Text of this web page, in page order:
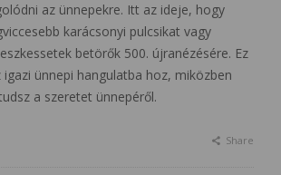
az ünnepekre. Itt az ideje, hogy
karácsonyi pulcsikat vagy
betörők 500. újranézésére. Ez
igazi ünnepi hangulatba hoz, miközben
a szeretet ünnepéről.
Share